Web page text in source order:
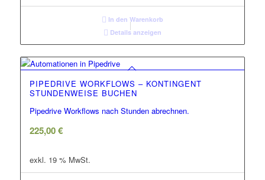
In den Warenkorb
Details anzeigen
PIPEDRIVE WORKFLOWS – KONTINGENT
STUNDENWEISE BUCHEN
Pipedrive Workflows nach Stunden abrechnen.
225,00€
exkl. 19 % MwSt.